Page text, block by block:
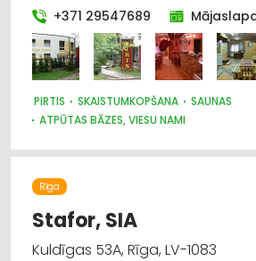
+371 29547689
PIRTIS SKAISTUMKOPŠANA
SAUNAS
ATPŪTAS BĀZES, VIESU NAMI
Rīga
Stafor, SIA
Kuldīgas 53A, Rīga, LV-1083